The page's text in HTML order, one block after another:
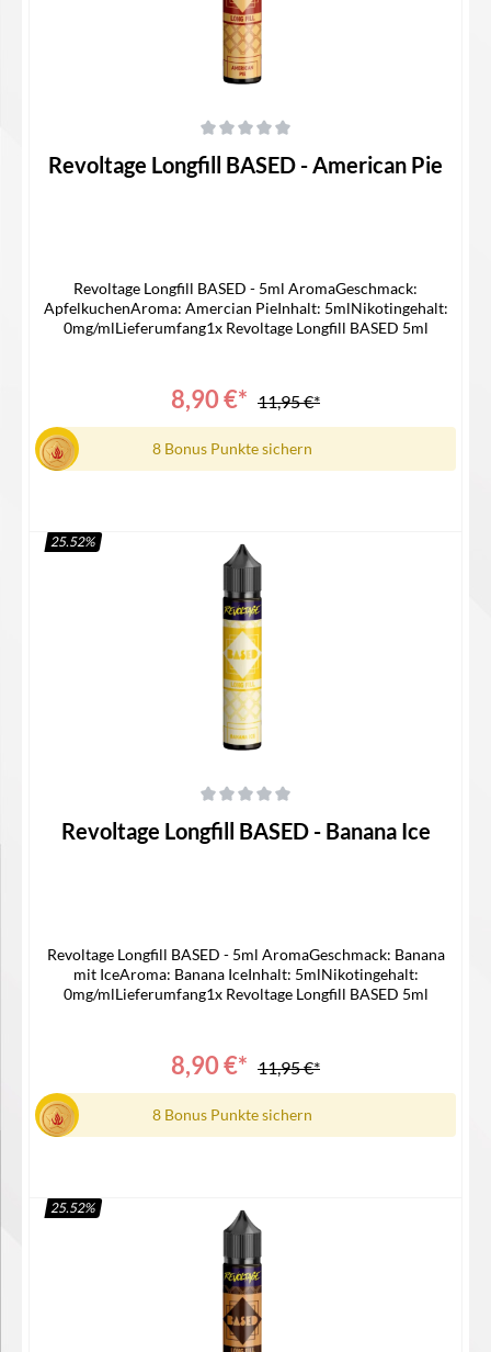
Revoltage Longfill BASED - American Pie
Revoltage Longfill BASED - 5ml AromaGeschmack:
ApfelkuchenAroma: Amercian PieInhalt: 5mlNikotingehalt:
0mg/mlLieferumfang1x Revoltage Longfill BASED 5ml
8,90 €* 11,95 €*
8 Bonus Punkte sichern
In den Warenkorb
25.52%
Revoltage Longfill BASED - Banana Ice
Revoltage Longfill BASED - 5ml AromaGeschmack: Banana
mit IceAroma: Banana IceInhalt: 5mlNikotingehalt:
0mg/mlLieferumfang1x Revoltage Longfill BASED 5ml
8,90 €* 11,95 €*
8 Bonus Punkte sichern
In den Warenkorb
25.52%